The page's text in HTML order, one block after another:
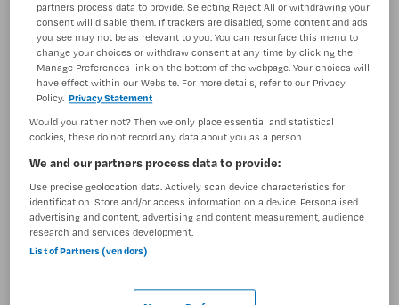
ERVARING
Ervaren
DIENSTVERBAND
Fulltime
Vacature niet beschikbaar
Deze vacature Verpleegkundige HIC Ouderen bij
Altrecht is niet meer actueel. Hieronder staan enkele
vergelijkbare vacatures die voor u wellicht interessant
zijn.
partners process data to provide. Selecting Reject All or withdrawing your
consent will disable them. If trackers are disabled, some content and ads
you see may not be as relevant to you. You can resurface this menu to
change your choices or withdraw consent at any time by clicking the
Manage Preferences link on the bottom of the webpage. Your choices will
have effect within our Website. For more details, refer to our Privacy
Policy. Privacy Statement
Would you rather not? Then we only place essential and statistical
cookies, these do not record any data about you as a person
We and our partners process data to provide:
Use precise geolocation data. Actively scan device characteristics for
identification. Store and/or access information on a device. Personalised
advertising and content, advertising and content measurement, audience
research and services development.
List of Partners (vendors)